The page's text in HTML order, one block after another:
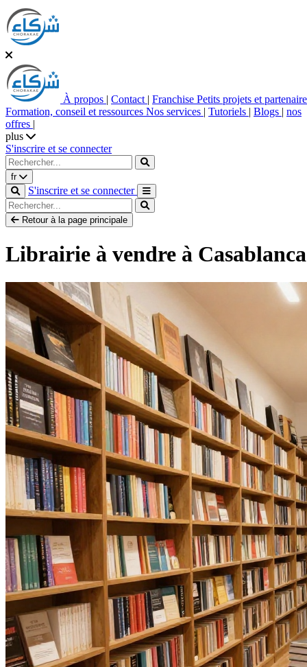
À propos | Contact | Franchise Petits projets et
Formation, conseil et ressources Nos services | Tutoriels | Blogs | nos
offres |
plus
S'inscrire et se connecter
fr
S'inscrire et se connecter
Retour à la page principale
Librairie à vendre à Casablanca